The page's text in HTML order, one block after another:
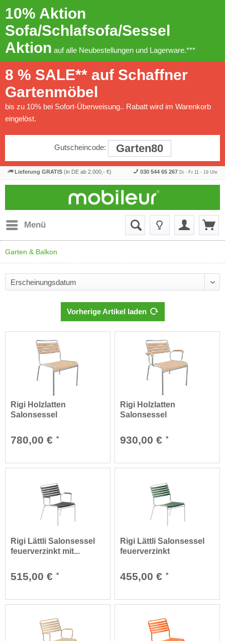
10% Aktion
Sofa/Schlafsofa/Sessel
Aktion auf alle Neubestellungen und Lagerware.***
8 % SALE** auf Schaffner
Gartenmöbel
bis zu 10% bei Sofort-Überweisung.. Rabatt wird im Warenkorb
eingelöst.
Gutscheincode: Garten80
Lieferung GRATIS (in DE ab 2.000,- €) 030 544 65 267 Di - Fr 11 - 19 Uhr
Menü
Garten & Balkon
Vorherige Artikel laden
Rigi Holzlatten
Salonsessel
780,00 € *
Rigi Holzlatten
Salonsessel
930,00 € *
Rigi Lättli Salonsessel
feuerverzinkt mit...
515,00 € *
Rigi Lättli Salonsessel
feuerverzinkt
455,00 € *